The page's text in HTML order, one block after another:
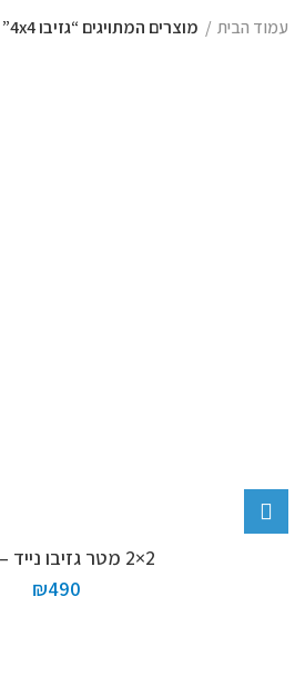
עמוד הבית מוצרים המתויגים “גזיבו 4x4”
2×2 מטר גזיבו נייד – כחול
₪490